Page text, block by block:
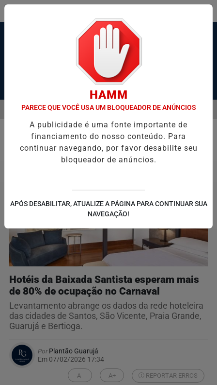
Pesquisar Notícia
GRAVE APÓS SER ESFAQUEADO EM GUARUJÁ HACKER
EM ALTA
MENU
Hotéis da Baixada Santista esperam mais
de 80% de ocupação no Carnaval
Levantamento abrange os dados da rede hoteleira
das cidades de Santos, São Vicente, Praia Grande,
Guarujá e Bertioga.
PorPlantão Guarujá
Em 07/02/2026 17:34
A- A+ REPORTAR ERROS
HAMM
PARECE QUE VOCÊ USA UM BLOQUEADOR DE ANÚNCIOS
A publicidade é uma fonte importante de
financiamento do nosso conteúdo. Para
continuar navegando, por favor desabilite seu
bloqueador de anúncios.
APÓS DESABILITAR, ATUALIZE A PÁGINA PARA CONTINUAR SUA
NAVEGAÇÃO!